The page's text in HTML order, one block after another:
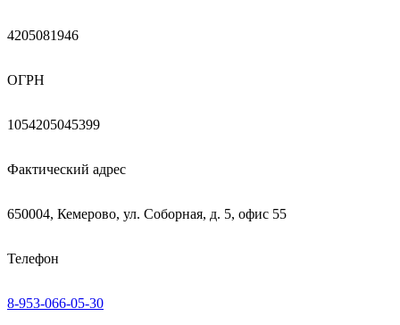
4205081946
ОГРН
1054205045399
Фактический адрес
650004, Кемерово, ул. Соборная, д. 5, офис 55
Телефон
8-953-066-05-30